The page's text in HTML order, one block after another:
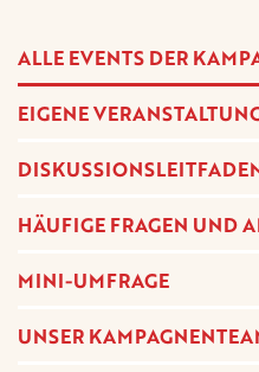
ALLE EVENTS DER
EIGENE
HÄUFIGE FRAGEN UND
MINI-UMFRAGE
UNSER